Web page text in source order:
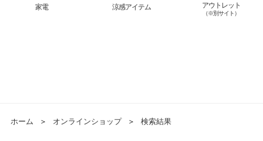
家電 涼感アイテム アウトレット
（※別サイト）
ホーム ＞ オンラインショップ ＞ 検索結果